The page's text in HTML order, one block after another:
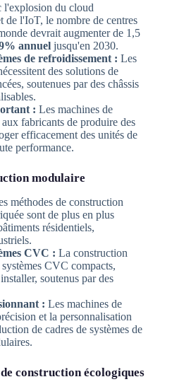
l'explosion du cloud
de l'IoT, le nombre de centres
devrait augmenter de 1,5
annueljusqu'en 2030.
de refroidissement : Les
des solutions de
soutenues par des châssis
: Les machines de
fabricants de produire des
efficacement des unités de
performance.
modulaire
méthodes de construction
sont de plus en plus
résidentiels,
CVC : La construction
CVC compacts,
soutenus par des
: Les machines de
et la personnalisation
de cadres de systèmes de
construction écologiques